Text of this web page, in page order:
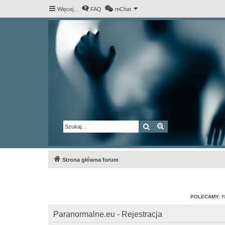
Więcej… FAQ mChat
Szukaj Wyszukiwanie
Strona główna forum
POLECAMY:
Paranormalne.eu - Rejestracja